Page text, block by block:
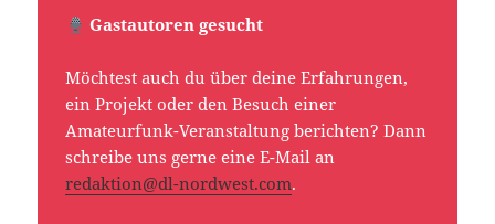
Gastautoren gesucht
Möchtest auch du über deine Erfahrungen,
ein Projekt oder den Besuch einer
Amateurfunk-Veranstaltung berichten? Dann
schreibe uns gerne eine E-Mail an
redaktion@dl-nordwest.com.